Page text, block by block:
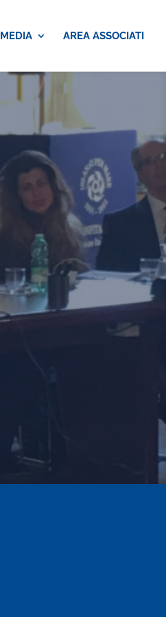
MEDIA AREA ASSOCIATI